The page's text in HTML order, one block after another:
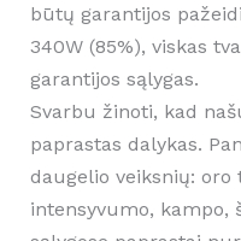
būtų garantijos
340W (85%), viskas
garantijos sąlygas.
Svarbu žinoti, kad
paprastas dalykas.
daugelio veiksnių:
intensyvumo, kampo,